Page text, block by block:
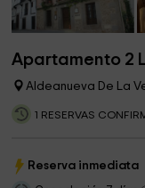
Apartamento 2
Aldeanueva De La
1 RESERVAS
Reserva inmediata